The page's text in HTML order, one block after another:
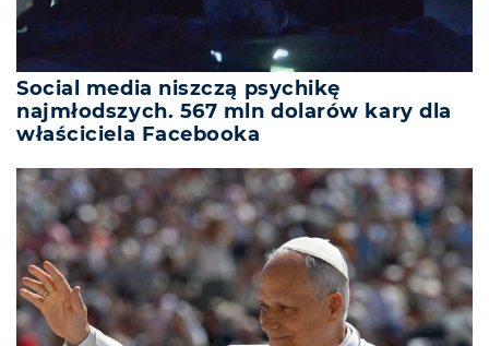
Social media niszczą psychikę
najmłodszych. 567 mln dolarów kary dla
właściciela Facebooka